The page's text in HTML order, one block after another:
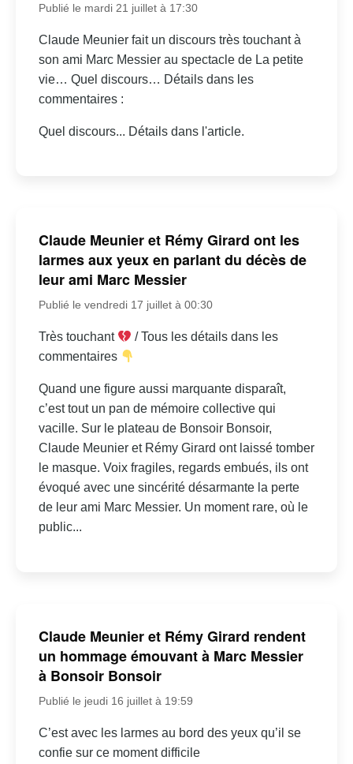
Publié le mardi 21 juillet à 17:30
Claude Meunier fait un discours très touchant à
son ami Marc Messier au spectacle de La petite
vie… Quel discours… Détails dans les
commentaires :
Quel discours... Détails dans l'article.
Claude Meunier et Rémy Girard ont les
larmes aux yeux en parlant du décès de
leur ami Marc Messier
Publié le vendredi 17 juillet à 00:30
Très touchant
/ Tous les détails dans les
commentaires
Quand une figure aussi marquante disparaît,
c’est tout un pan de mémoire collective qui
vacille. Sur le plateau de Bonsoir Bonsoir,
Claude Meunier et Rémy Girard ont laissé tomber
le masque. Voix fragiles, regards embués, ils ont
évoqué avec une sincérité désarmante la perte
de leur ami Marc Messier. Un moment rare, où le
public...
Claude Meunier et Rémy Girard rendent
un hommage émouvant à Marc Messier
à Bonsoir Bonsoir
Publié le jeudi 16 juillet à 19:59
C’est avec les larmes au bord des yeux qu’il se
confie sur ce moment difficile